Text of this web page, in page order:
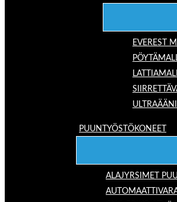
EVEREST
PUUNTYÖSTÖKONEET
ALAJYRSIMET